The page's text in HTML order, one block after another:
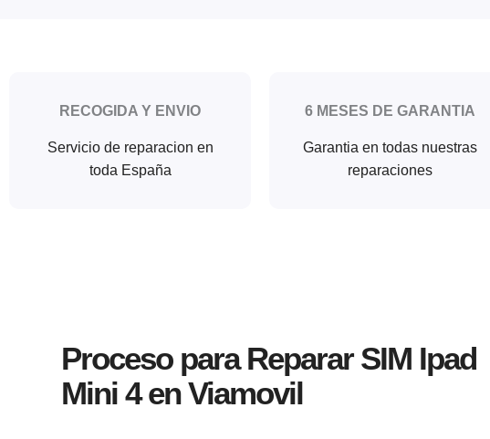
RECOGIDA Y ENVIO
Servicio de reparacion en
toda España
6 MESES DE GARANTIA
Garantia en todas nuestras
reparaciones
Proceso para Reparar SIM Ipad
Mini 4 en Viamovil